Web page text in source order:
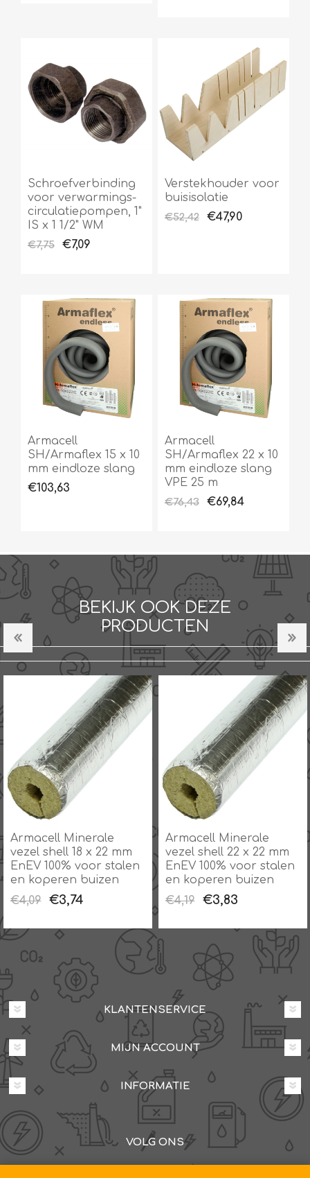
Schroefverbinding
voor verwarmings-
circulatiepompen, 1"
IS x 1 1/2" WM
€7,75 €7,09
Verstekhouder voor
buisisolatie
€52,42 €47,90
Armacell
SH/Armaflex 15 x 10
mm eindloze slang
€103,63
Armacell
SH/Armaflex 22 x 10
mm eindloze slang
VPE 25 m
€76,43 €69,84
BEKIJK OOK DEZE
PRODUCTEN
Armacell Minerale
vezel shell 18 x 22 mm
EnEV 100% voor stalen
en koperen buizen
€4,09
€3,74
Armacell Minerale
vezel shell 22 x 22 mm
EnEV 100% voor stalen
en koperen buizen
€4,19
€3,83
KLANTENSERVICE
MIJN ACCOUNT
INFORMATIE
VOLG ONS